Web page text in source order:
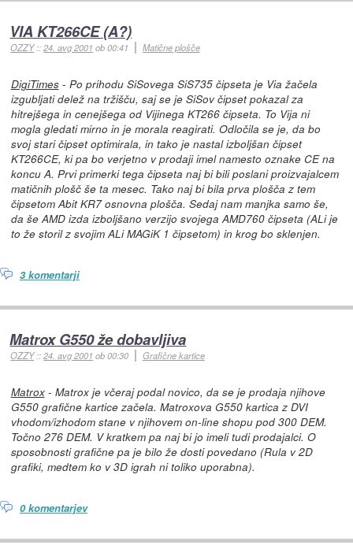
VIA KT266CE (A?)
OZZY ::24. avg 2001 ob 00:41 Matične plošče
DigiTimes- Po prihodu SiSovega SiS735 čipseta je Via žačela
izgubljati delež na tržišču, saj se je SiSov čipset pokazal za
hitrejšega in cenejšega od Vijinega KT266 čipseta. To Vija ni
mogla gledati mirno in je morala reagirati. Odločila se je, da bo
svoj stari čipset optimirala, in tako je nastal izboljšan čipset
KT266CE, ki pa bo verjetno v prodaji imel namesto oznake CE na
koncu A. Prvi primerki tega čipseta naj bi bili poslani proizvajalcem
matičnih plošč še ta mesec. Tako naj bi bila prva plošča z tem
čipsetom Abit KR7 osnovna plošča. Sedaj nam manjka samo še,
da še AMD izda izboljšano verzijo svojega AMD760 čipseta (ALi je
to že storil z svojim ALi MAGiK 1 čipsetom) in krog bo sklenjen.
3 komentarji
Matrox G550 že dobavljiva
OZZY ::24. avg 2001 ob 00:30 Grafične kartice
Matrox- Matrox je včeraj podal novico, da se je prodaja njihove
G550 grafične kartice začela. Matroxova G550 kartica z DVI
vhodom/izhodom stane v njihovem on-line shopu pod 300 DEM.
Točno 276 DEM. V kratkem pa naj bi jo imeli tudi prodajalci. O
sposobnosti grafične pa je bilo že dosti povedano (Rula v 2D
grafiki, medtem ko v 3D igrah ni toliko uporabna).
0 komentarjev